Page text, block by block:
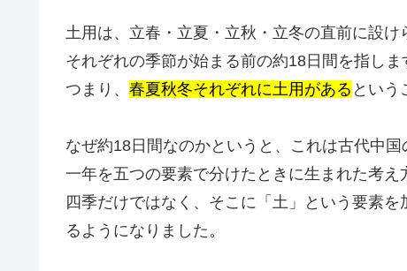
土用は、立春・立夏・立秋・立冬の直前に設け
それぞれの季節が始まる前の約18日間を指しま
つまり、 春夏秋冬それぞれに土用がある という
なぜ約18日間なのかというと、これは古代中国
一年を五つの要素で分けたときに生まれた考え
四季だけではなく、そこに「土」という要素
るようになりました。